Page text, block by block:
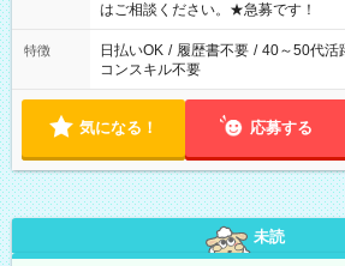
はご相談ください。★急募です！
特徴 日払いOK / 履歴書不要 / 40～50代活
コンスキル不要
気になる！ 応募する
未読